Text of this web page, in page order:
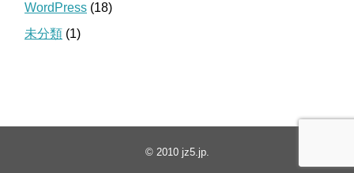
WordPress (18)
未分類 (1)
© 2010 jz5.jp.